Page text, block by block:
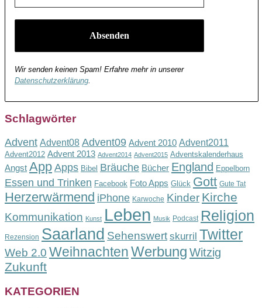
Wir senden keinen Spam! Erfahre mehr in unserer
Datenschutzerklärung
Schlagwörter
Advent Advent08 Advent09 Advent 2010 Advent2011
Advent2012 Advent 2013 Advent2014 Advent2015 Adventskalenderhaus
Angst App Apps Bibel Bräuche Bücher England Eppelborn
Essen und Trinken Facebook Foto Apps Glück Gott Gute Tat
Herzerwärmend iPhone Karwoche Kinder Kirche
Kommunikation Kunst Leben Musik Podcast Religion
Rezension Saarland Sehenswert skurril Twitter
Web 2.0 WeihnachtenWerbung Witzig
Zukunft
KATEGORIEN